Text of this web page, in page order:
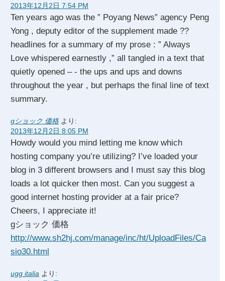
2013年12月2日 7:54 PM
Ten years ago was the ” Poyang News” agency Peng
Yong , deputy editor of the supplement made ??
headlines for a summary of my prose : ” Always
Love whispered earnestly ,” all tangled in a text that
quietly opened – - the ups and ups and downs
throughout the year , but perhaps the final line of text
summary.
gショック 価格 より:
2013年12月2日 8:05 PM
Howdy would you mind letting me know which
hosting company you’re utilizing? I’ve loaded your
blog in 3 different browsers and I must say this blog
loads a lot quicker then most. Can you suggest a
good internet hosting provider at a fair price?
Cheers, I appreciate it!
gショック 価格
http://www.sh2hj.com/manage/inc/ht/UploadFiles/Ca
sio30.html
ugg italia より: